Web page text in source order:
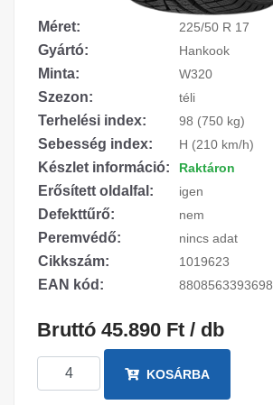
Méret: 225/50 R 17
Gyártó: Hankook
Minta: W320
Szezon: téli
Terhelési index: 98 (750 kg)
Sebesség index: H (210 km/h)
Készlet információ: Raktáron
Erősített oldalfal: igen
Defekttűrő: nem
Peremvédő: nincs adat
Cikkszám: 1019623
EAN kód: 8808563393698
Bruttó 45.890 Ft / db
KOSÁRBA